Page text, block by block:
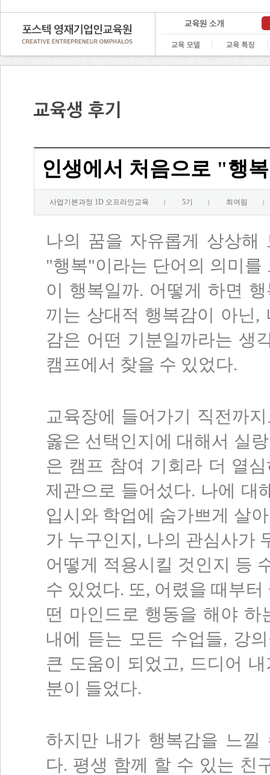
인생에서 처음으로 "행
사업기본과정 1D 오프라인교육 5기 최여림
나의 꿈을 자유롭게 상상해
"행복"이라는 단어의 의미를
이 행복일까. 어떻게 하면
끼는 상대적 행복감이 아닌,
감은 어떤 기분일까라는 생
캠프에서 찾을 수 있었다.
교육장에 들어가기 직전까
옳은 선택인지에 대해서 실
은 캠프 참여 기회라 더 열
제관으로 들어섰다. 나에 대
입시와 학업에 숨가쁘게 살
가 누구인지, 나의 관심사가
어떻게 적용시킬 것인지 등
수 있었다. 또, 어렸을 때부
떤 마인드로 행동을 해야
내에 듣는 모든 수업들, 강
큰 도움이 되었고, 드디어
분이 들었다.
하지만 내가 행복감을 느
다. 평생 함께 할 수 있는 친